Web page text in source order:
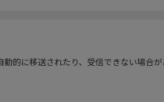
的に移送されたり、受信できない場合が